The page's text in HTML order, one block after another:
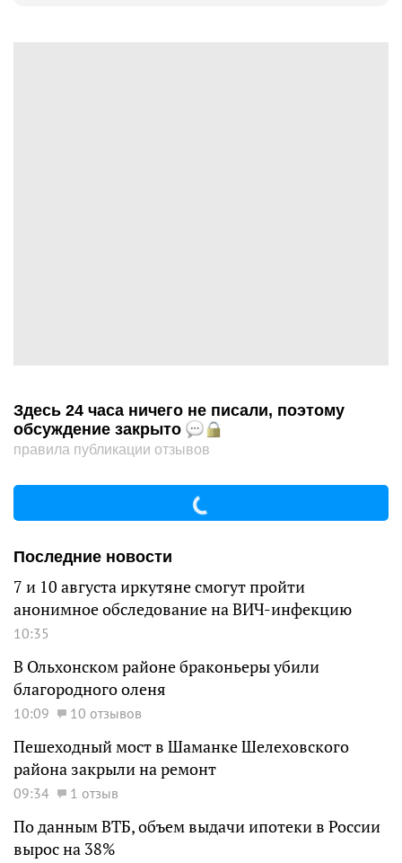
Здесь 24 часа ничего не писали, поэтому
обсуждение закрыто
правила публикации отзывов
Последние новости
7 и 10 августа иркутяне смогут пройти
анонимное обследование на ВИЧ-инфекцию
10:35
В Ольхонском районе браконьеры убили
благородного оленя
10:09 10 отзывов
Пешеходный мост в Шаманке Шелеховского
района закрыли на ремонт
09:34 1 отзыв
По данным ВТБ, объем выдачи ипотеки в России
вырос на 38%